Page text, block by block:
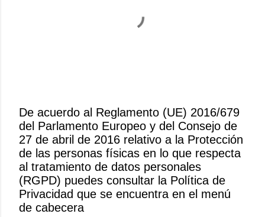
P
u
b
l
i
c
a
De acuerdo al Reglamento (UE) 2016/679
del Parlamento Europeo y del Consejo de
27 de abril de 2016 relativo a la Protección
de las personas físicas en lo que respecta
al tratamiento de datos personales
(RGPD) puedes consultar la Política de
Privacidad que se encuentra en el menú
de cabecera